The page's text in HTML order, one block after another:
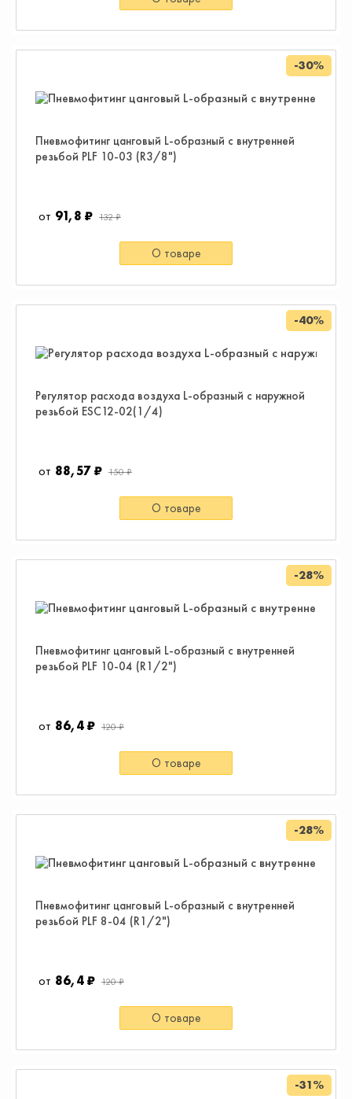
Пневмофитинг цанговый L-образный с внутренней
резьбой PLF 10-03 (R3/8")
-30%
91,8 ₽ 132 ₽
О товаре
Регулятор расхода воздуха L-образный с наружной
резьбой ESC12-02(1/4)
-40%
88,57 ₽ 150 ₽
О товаре
Пневмофитинг цанговый L-образный с внутренней
резьбой PLF 10-04 (R1/2")
-28%
86,4 ₽ 120 ₽
О товаре
Пневмофитинг цанговый L-образный с внутренней
резьбой PLF 8-04 (R1/2")
-28%
86,4 ₽ 120 ₽
О товаре
-31%